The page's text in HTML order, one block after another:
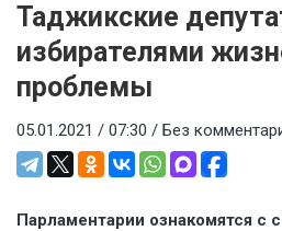
Таджикские
избирателями
проблемы
05.01.2021 / 07:30 / Без
Парламентарии ознакомятся с